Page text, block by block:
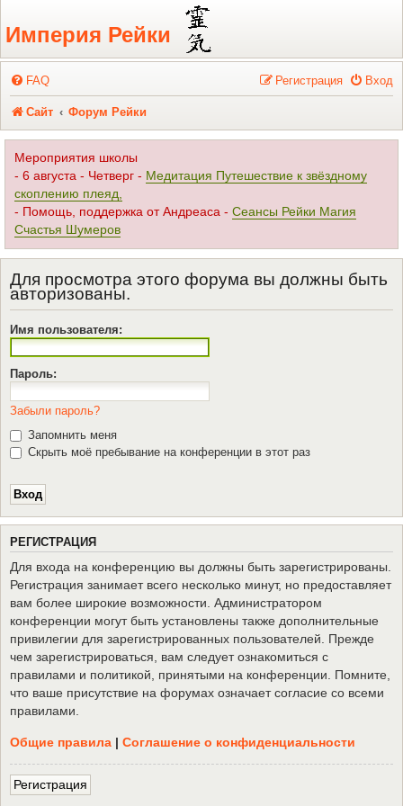
Регистрация
Империя Рейки
FAQ Вход
Регистрация
Сайт Форум Рейки
Мероприятия школы
- 6 августа - Четверг - Медитация Путешествие к звёздному
скоплению плеяд,
- Помощь, поддержка от Андреаса - Сеансы Рейки Магия
Счастья Шумеров
Для просмотра этого форума вы должны быть
авторизованы.
Имя пользователя:
Пароль:
Забыли пароль?
Запомнить меня
Скрыть моё пребывание на конференции в этот раз
РЕГИСТРАЦИЯ
Для входа на конференцию вы должны быть зарегистрированы.
Регистрация занимает всего несколько минут, но предоставляет
вам более широкие возможности. Администратором
конференции могут быть установлены также дополнительные
привилегии для зарегистрированных пользователей. Прежде
чем зарегистрироваться, вам следует ознакомиться с
правилами и политикой, принятыми на конференции. Помните,
что ваше присутствие на форумах означает согласие со всеми
правилами.
Общие правила | Соглашение о конфиденциальности
Регистрация